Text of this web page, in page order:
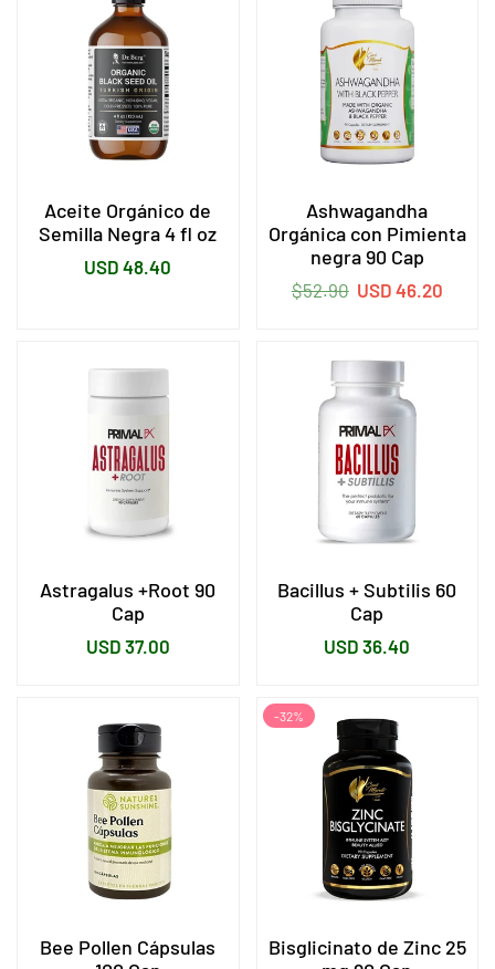
Aceite Orgánico de
Semilla Negra 4 fl oz
Precio
USD 48.40
Ashwagandha
Orgánica con Pimienta
negra 90 Cap
Precio
$52.90 USD 46.20
Astragalus +Root 90
Cap
Precio
USD 37.00
Bacillus + Subtilis 60
Cap
Precio
USD 36.40
Bee Pollen Cápsulas
-32%
Bisglicinato de Zinc 25